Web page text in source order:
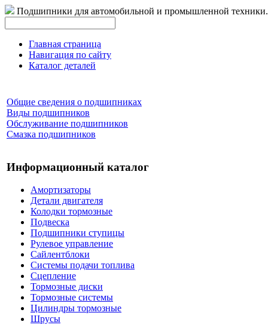
Подшипники для автомобильной и промышленной техники.
Главная страница
Навигация по сайту
Каталог деталей
Общие сведения о подшипниках
Виды подшипников
Обслуживание подшипников
Смазка подшипников
Информационный каталог
Амортизаторы
Детали двигателя
Колодки тормозные
Подвеска
Подшипники ступицы
Рулевое управление
Сайлентблоки
Системы подачи топлива
Сцепление
Тормозные диски
Тормозные системы
Цилиндры тормозные
Шрусы